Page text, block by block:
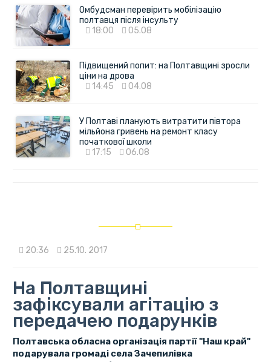
Омбудсман перевірить мобілізацію
полтавця після інсульту
18:00
05.08
Підвищений попит: на Полтавщині зросли
ціни на дрова
14:45
04.08
У Полтаві планують витратити півтора
мільйона гривень на ремонт класу
початкової школи
17:15
06.08
20:36 25.10. 2017
На Полтавщині
зафіксували агітацію з
передачею подарунків
Полтавська обласна організація партії "Наш край"
подарувала громаді села Зачепилівка